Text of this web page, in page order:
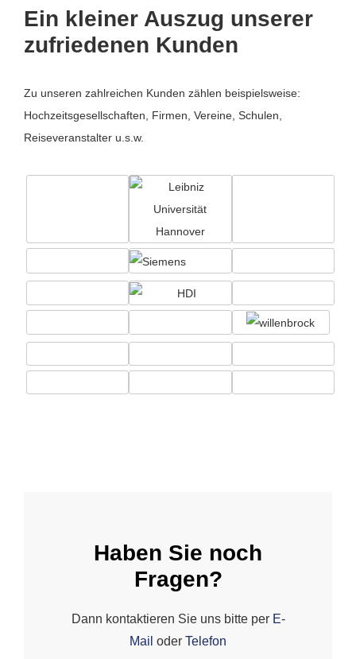
Ein kleiner Auszug unserer
zufriedenen Kunden
Zu unseren zahlreichen Kunden zählen beispielsweise:
Hochzeitsgesellschaften, Firmen, Vereine, Schulen,
Reiseveranstalter u.s.w.
Haben Sie noch
Fragen?
Dann kontaktieren Sie uns bitte per E-
Mail oder Telefon